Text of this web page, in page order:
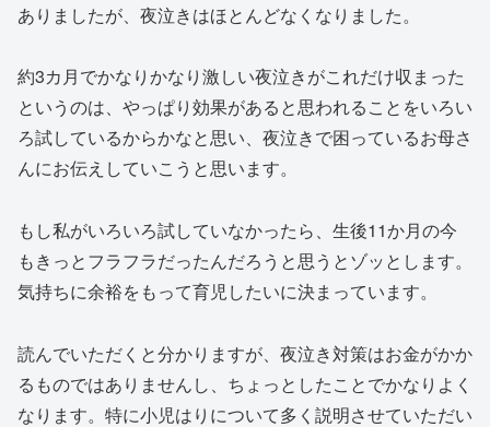
ありましたが、夜泣きはほとんどなくなりました。
約3カ月でかなりかなり激しい夜泣きがこれだけ収まった
というのは、やっぱり効果があると思われることをいろい
ろ試しているからかなと思い、夜泣きで困っているお母さ
んにお伝えしていこうと思います。
もし私がいろいろ試していなかったら、生後11か月の今
もきっとフラフラだったんだろうと思うとゾッとします。
気持ちに余裕をもって育児したいに決まっています。
読んでいただくと分かりますが、夜泣き対策はお金がかか
るものではありませんし、ちょっとしたことでかなりよく
なります。特に小児はりについて多く説明させていただい